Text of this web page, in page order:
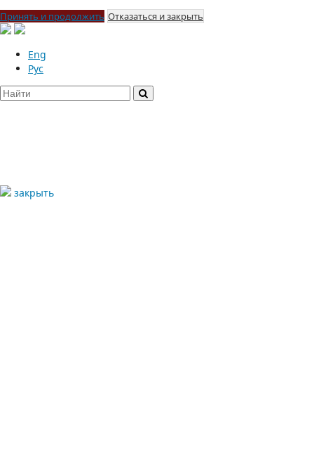
Принять и продолжить Отказаться и закрыть
Eng
Рус
закрыть